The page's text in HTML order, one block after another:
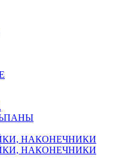
НАКОНЕЧНИКИ
НАКОНЕЧНИКИ